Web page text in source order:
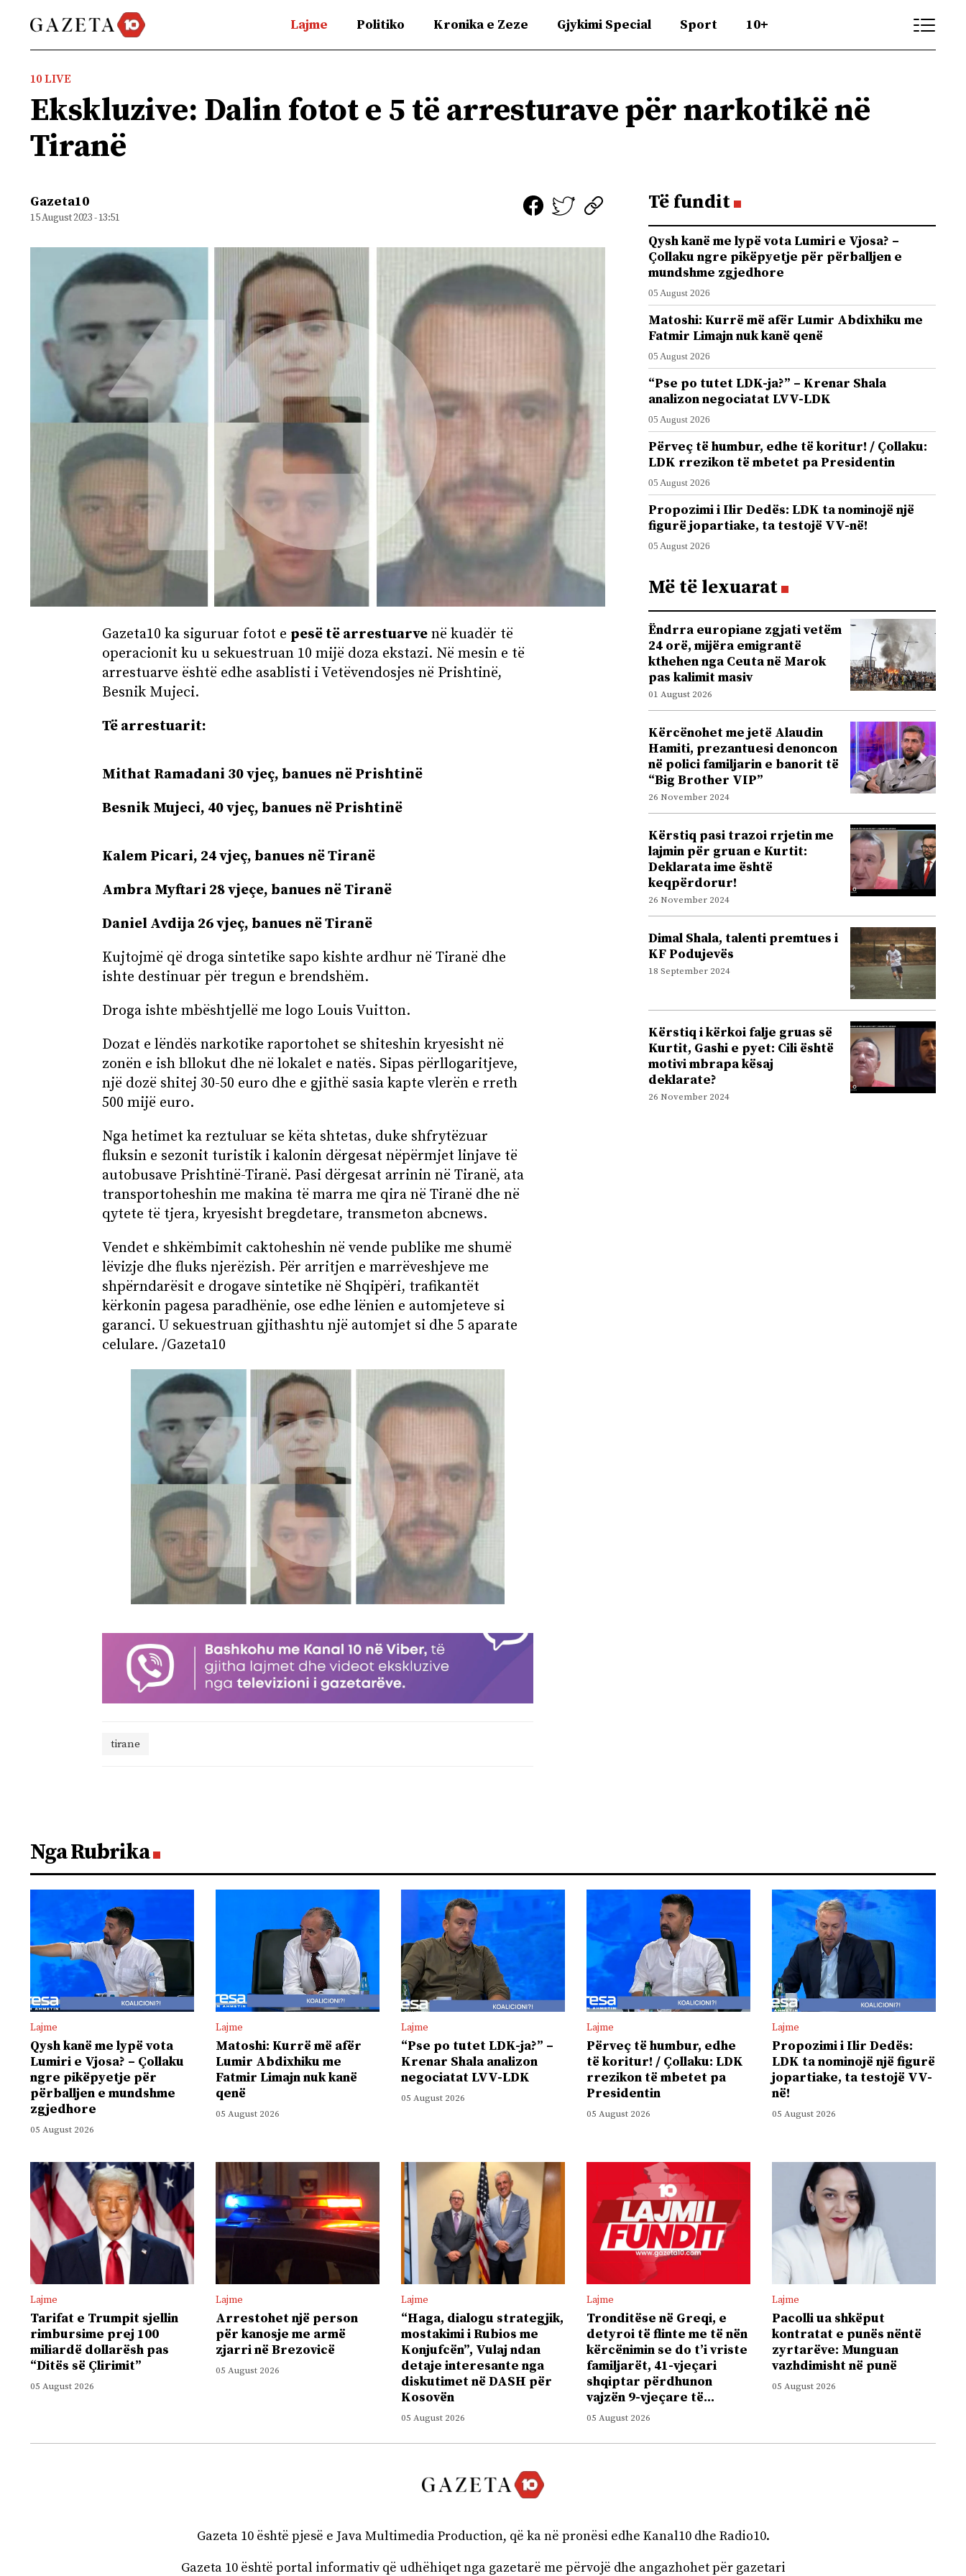
Lajme Politiko Kronika e Zeze Gjykimi Special Sport 10+
10 LIVE
Ekskluzive: Dalin fotot e 5 të arresturave për narkotikë në
Tiranë
Gazeta10
15 August 2023 - 13:51
Gazeta10 ka siguruar fotot e pesë të arrestuarve në kuadër të
operacionit ku u sekuestruan 10 mijë doza ekstazi. Në mesin e të
arrestuarve është edhe asablisti i Vetëvendosjes në Prishtinë,
Besnik Mujeci.
Të arrestuarit:
Mithat Ramadani 30 vjeç, banues në Prishtinë
Besnik Mujeci, 40 vjeç, banues në Prishtinë
Kalem Picari, 24 vjeç, banues në Tiranë
Ambra Myftari 28 vjeçe, banues në Tiranë
Daniel Avdija 26 vjeç, banues në Tiranë
Kujtojmë që droga sintetike sapo kishte ardhur në Tiranë dhe
ishte destinuar për tregun e brendshëm.
Droga ishte mbështjellë me logo Louis Vuitton.
Dozat e lëndës narkotike raportohet se shiteshin kryesisht në
zonën e ish bllokut dhe në lokalet e natës. Sipas përllogaritjeve,
një dozë shitej 30-50 euro dhe e gjithë sasia kapte vlerën e rreth
500 mijë euro.
Nga hetimet ka reztuluar se këta shtetas, duke shfrytëzuar
fluksin e sezonit turistik i kalonin dërgesat nëpërmjet linjave të
autobusave Prishtinë-Tiranë. Pasi dërgesat arrinin në Tiranë, ata
transportoheshin me makina të marra me qira në Tiranë dhe në
qytete të tjera, kryesisht bregdetare, transmeton abcnews.
Vendet e shkëmbimit caktoheshin në vende publike me shumë
lëvizje dhe fluks njerëzish. Për arritjen e marrëveshjeve me
shpërndarësit e drogave sintetike në Shqipëri, trafikantët
kërkonin pagesa paradhënie, ose edhe lënien e automjeteve si
garanci. U sekuestruan gjithashtu një automjet si dhe 5 aparate
celulare. /Gazeta10
tirane
Të fundit
Qysh kanë me lypë vota Lumiri e Vjosa? –
Çollaku ngre pikëpyetje për përballjen e
mundshme zgjedhore
05 August 2026
Matoshi: Kurrë më afër Lumir Abdixhiku me
Fatmir Limajn nuk kanë qenë
05 August 2026
“Pse po tutet LDK-ja?” – Krenar Shala
analizon negociatat LVV-LDK
05 August 2026
Përveç të humbur, edhe të koritur! / Çollaku:
LDK rrezikon të mbetet pa Presidentin
05 August 2026
Propozimi i Ilir Dedës: LDK ta nominojë një
figurë jopartiake, ta testojë VV-në!
05 August 2026
Më të lexuarat
Ëndrra europiane zgjati vetëm
24 orë, mijëra emigrantë
kthehen nga Ceuta në Marok
pas kalimit masiv
01 August 2026
Kërcënohet me jetë Alaudin
Hamiti, prezantuesi denoncon
në polici familjarin e banorit të
“Big Brother VIP”
26 November 2024
Kërstiq pasi trazoi rrjetin me
lajmin për gruan e Kurtit:
Deklarata ime është
keqpërdorur!
26 November 2024
Dimal Shala, talenti premtues i
KF Podujevës
18 September 2024
Kërstiq i kërkoi falje gruas së
Kurtit, Gashi e pyet: Cili është
motivi mbrapa kësaj
deklarate?
26 November 2024
Nga Rubrika
Lajme
Qysh kanë me lypë vota
Lumiri e Vjosa? – Çollaku
ngre pikëpyetje për
përballjen e mundshme
zgjedhore
05 August 2026
Lajme
Matoshi: Kurrë më afër
Lumir Abdixhiku me
Fatmir Limajn nuk kanë
qenë
05 August 2026
Lajme
“Pse po tutet LDK-ja?” –
Krenar Shala analizon
negociatat LVV-LDK
05 August 2026
Lajme
Përveç të humbur, edhe
të koritur! / Çollaku: LDK
rrezikon të mbetet pa
Presidentin
05 August 2026
Lajme
Propozimi i Ilir Dedës:
LDK ta nominojë një figurë
jopartiake, ta testojë VV-
në!
05 August 2026
Lajme
Tarifat e Trumpit sjellin
rimbursime prej 100
miliardë dollarësh pas
“Ditës së Çlirimit”
05 August 2026
Lajme
Arrestohet një person
për kanosje me armë
zjarri në Brezovicë
05 August 2026
Lajme
“Haga, dialogu strategjik,
mostakimi i Rubios me
Konjufcën”, Vulaj ndan
detaje interesante nga
diskutimet në DASH për
Kosovën
05 August 2026
Lajme
Tronditëse në Greqi, e
detyroi të flinte me të nën
kërcënimin se do t’i vriste
familjarët, 41-vjeçari
shqiptar përdhunon
vajzën 9-vjeçare të...
05 August 2026
Lajme
Pacolli ua shkëput
kontratat e punës nëntë
zyrtarëve: Munguan
vazhdimisht në punë
05 August 2026
Gazeta 10 është pjesë e Java Multimedia Production, që ka në pronësi edhe Kanal10 dhe Radio10.
Gazeta 10 është portal informativ që udhëhiqet nga gazetarë me përvojë dhe angazhohet për gazetari